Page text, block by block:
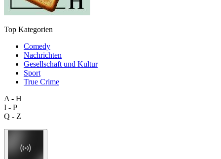
Top Kategorien
Comedy
Nachrichten
Gesellschaft und Kultur
Sport
True Crime
A - H
I - P
Q - Z